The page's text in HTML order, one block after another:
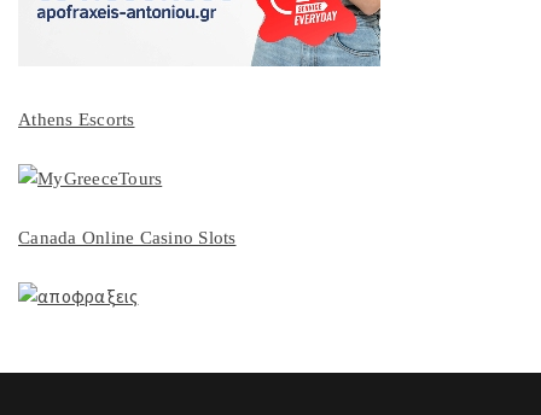
Athens Escorts
Canada Online Casino Slots